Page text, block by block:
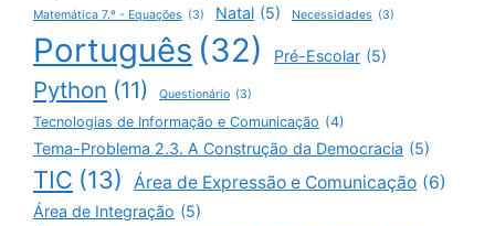
Matemática 7.º - Equações (3) Natal (5) Necessidades (3)
Português (32) Pré-Escolar (5)
Python (11) Questionário (3)
Tecnologias de Informação e Comunicação (4)
Tema-Problema 2.3. A Construção da Democracia (5)
TIC (13) Área de Expressão e Comunicação (6)
Área de Integração (5)